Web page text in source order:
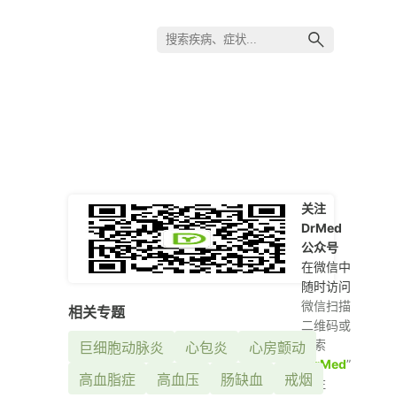
关注
DrMed
公众号
在微信中
随时访问
微信扫描
二维码或
搜索
DrMed”
关注
相关专题
巨细胞动脉炎
心包炎
心房颤动
高血脂症
高血压 肠缺血 戒烟